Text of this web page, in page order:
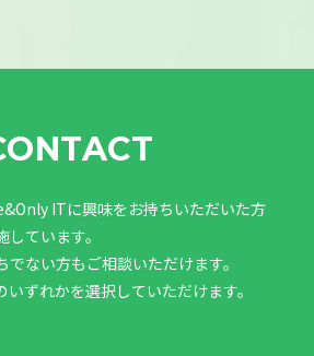
ITに興味をお持ちいただいた方
ています。
ない方もご相談いただけます。
ずれかを選択していただけます。